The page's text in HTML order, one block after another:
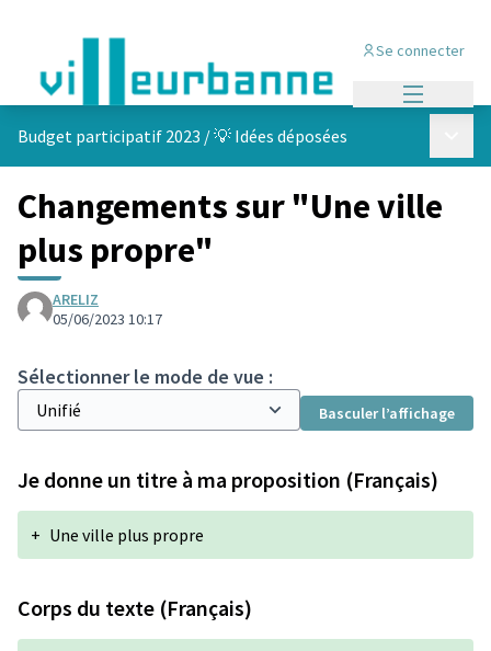
Se connecter
Budget participatif 2023 /💡 Idées déposées
Changements sur "Une ville
plus propre"
ARELIZ
05/06/2023 10:17
Sélectionner le mode de vue :
Basculer l’affichage
Je donne un titre à ma proposition (Français)
+ Une ville plus propre
Corps du texte (Français)